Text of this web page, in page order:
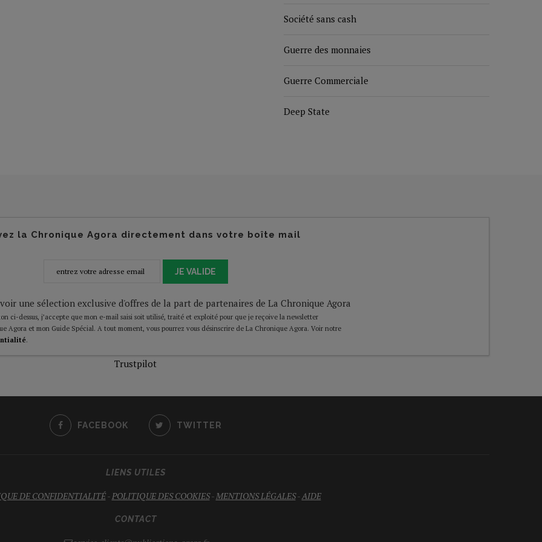
Société sans cash
Guerre des monnaies
Guerre Commerciale
Deep State
la Chronique Agora directement dans votre boîte mail
JE VALIDE
une sélection exclusive d'offres de la part de partenaires de La Chronique Agora
ci-dessus, j’accepte que mon e-mail saisi soit utilisé, traité et exploité pour que je reçoive la newsletter
Agora et mon Guide Spécial. A tout moment, vous pourrez vous désinscrire de La Chronique Agora. Voir notre
.
Trustpilot
FACEBOOK TWITTER
LIENS UTILES
DE CONFIDENTIALITÉ-POLITIQUE DES COOKIES-MENTIONS LÉGALES-AIDE
CONTACT